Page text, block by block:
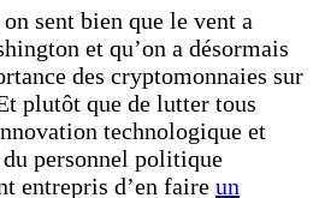
sent bien que le vent a
et qu’on a désormais
des cryptomonnaies sur
plutôt que de lutter tous
technologique et
personnel politique
entrepris d’en faire un